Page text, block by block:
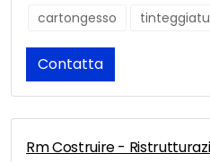
cartongesso
Contatta
Rm Costruire -